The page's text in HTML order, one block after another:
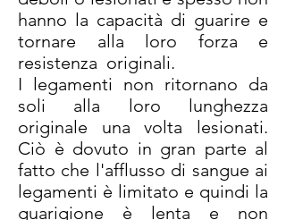
hanno la capacità di guarire e
tornare alla loro forza e
resistenza originali.
I legamenti non ritornano da
soli alla loro lunghezza
originale una volta lesionati.
Ciò è dovuto in gran parte al
fatto che l'afflusso di sangue ai
legamenti è limitato e quindi la
guarigione è lenta e non